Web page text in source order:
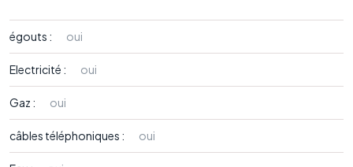
égouts : oui
Electricité : oui
Gaz : oui
câbles téléphoniques : oui